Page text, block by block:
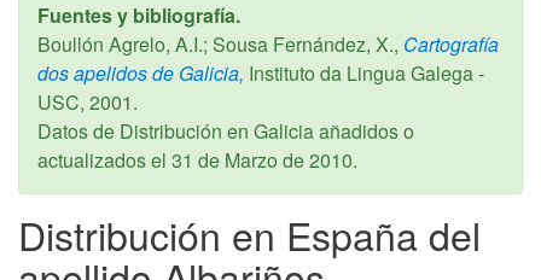
Fuentes y bibliografía.
Boullón Agrelo, A.I.; Sousa Fernández, X., Cartografía
dos apelidos de Galicia, Instituto da Lingua Galega -
USC, 2001.
Datos de Distribución en Galicia añadidos o
actualizados el 31 de Marzo de 2010.
Distribución en España del